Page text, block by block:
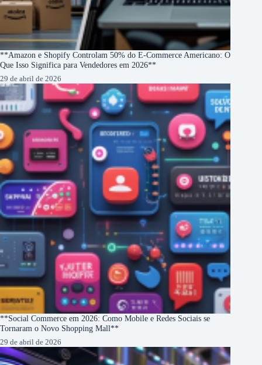
**Amazon e Shopify Controlam 50% do E-Commerce Americano: O
Que Isso Significa para Vendedores em 2026**
29 de abril de 2026
**Social Commerce em 2026: Como Mobile e Redes Sociais se
Tornaram o Novo Shopping Mall**
29 de abril de 2026